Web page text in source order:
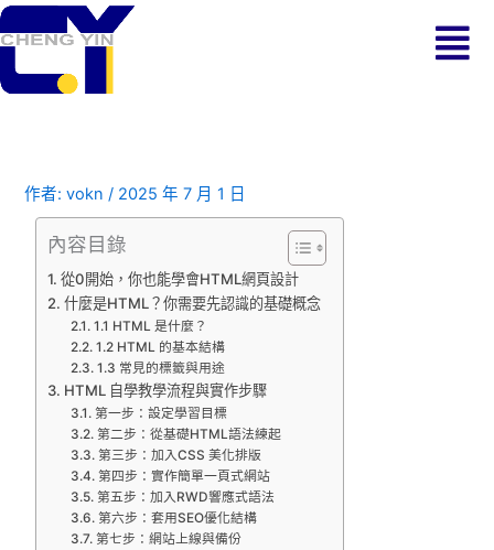
跳
至
主
要
Menu
作者:vokn/ 2025 年 7 月 1 日
內容目錄
從0開始，你也能學會HTML網頁設計
什麼是HTML？你需要先認識的基礎概念
1.1 HTML 是什麼？
1.2 HTML 的基本結構
1.3 常見的標籤與用途
HTML 自學教學流程與實作步驟
第一步：設定學習目標
第二步：從基礎HTML語法練起
第三步：加入CSS 美化排版
第四步：實作簡單一頁式網站
第五步：加入RWD響應式語法
第六步：套用SEO優化結構
第七步：網站上線與備份